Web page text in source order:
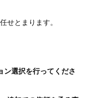
せとまります。
ン選択を行ってくださ